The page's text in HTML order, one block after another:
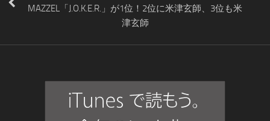
MAZZEL「J.O.K.E.R.」が1位！2位に米津玄師、3位も米
津玄師